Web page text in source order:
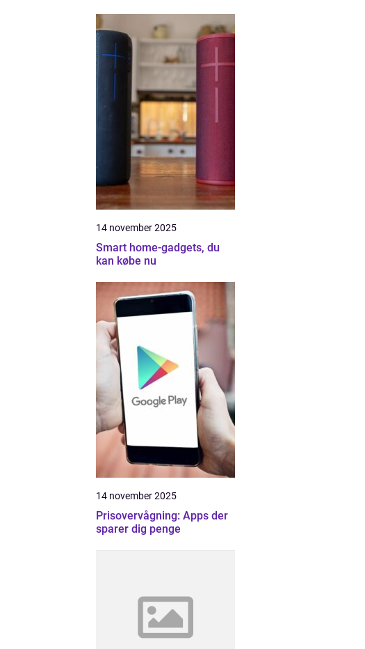
14 november 2025
Smart home-gadgets, du
kan købe nu
14 november 2025
Prisovervågning: Apps der
sparer dig penge